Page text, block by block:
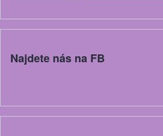
Najdete nás na FB